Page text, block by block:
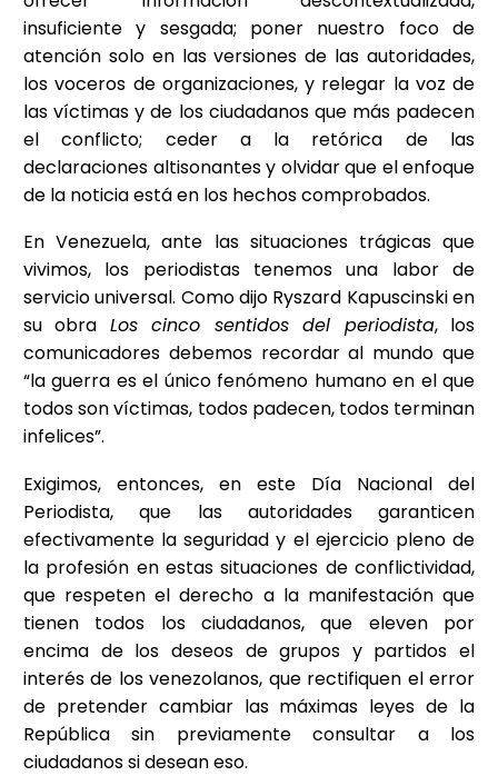
insuficiente y sesgada; poner nuestro foco de
atención solo en las versiones de las autoridades,
los voceros de organizaciones, y relegar la voz de
las víctimas y de los ciudadanos que más padecen
el conflicto; ceder a la retórica de las
declaraciones altisonantes y olvidar que el enfoque
de la noticia está en los hechos comprobados.
En Venezuela, ante las situaciones trágicas que
vivimos, los periodistas tenemos una labor de
servicio universal. Como dijo Ryszard Kapuscinski en
su obra Los cinco sentidos del periodista, los
comunicadores debemos recordar al mundo que
“la guerra es el único fenómeno humano en el que
todos son víctimas, todos padecen, todos terminan
infelices”.
Exigimos, entonces, en este Día Nacional del
Periodista, que las autoridades garanticen
efectivamente la seguridad y el ejercicio pleno de
la profesión en estas situaciones de conflictividad,
que respeten el derecho a la manifestación que
tienen todos los ciudadanos, que eleven por
encima de los deseos de grupos y partidos el
interés de los venezolanos, que rectifiquen el error
de pretender cambiar las máximas leyes de la
República sin previamente consultar a los
ciudadanos si desean eso.